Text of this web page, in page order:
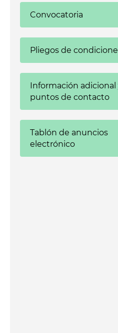
Convocatoria
Pliegos de
Información adicional
puntos de contacto
Tablón de anuncios
electrónico